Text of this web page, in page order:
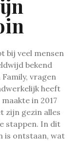
bij veel mensen
bekend
vragen
heeft
in 2017
zijn gezin alles
stappen. In dit
is ontstaan, wat